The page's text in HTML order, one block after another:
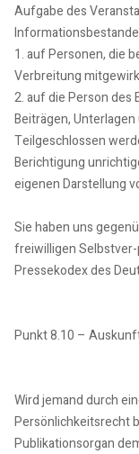
Aufgabe des
1. auf Personen, die
Verbreitung
2. auf die Person des
Beiträgen,
Teilgeschlossen
Berichtigung
eigenen Darstellung
Sie haben uns
freiwilligen
Pressekodex des
Punkt 8.10 –
Wird jemand durch
Persönlichkeitsrecht
Publikationsorgan